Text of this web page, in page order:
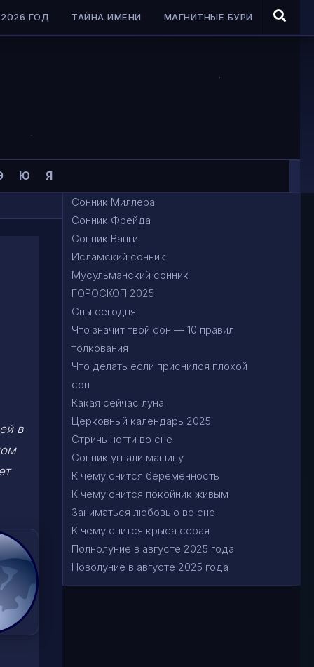
ГОД ТАЙНА ИМЕНИ МАГНИТНЫЕ БУРИ
Ю Я
в
Сонник Миллера
Сонник Фрейда
Сонник Ванги
Исламский сонник
Мусульманский сонник
ГОРОСКОП 2025
Сны сегодня
Что значит твой сон — 10 правил
толкования
Что делать если приснился плохой
сон
Какая сейчас луна
Церковный календарь 2025
Стричь ногти во сне
Сонник угнали машину
К чему снится беременность
К чему снится покойник живым
Заниматься любовью во сне
К чему снится крыса серая
Полнолуние в августе 2025 года
Новолуние в августе 2025 года